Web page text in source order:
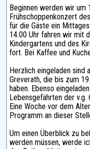
Beginnen werden wir um
Frühschoppenkonzert
für die Gäste ein
14.00 Uhr fahren wir mit
Kindergartens und des
fort. Bei Kaffee und
Herzlich eingeladen sind
Greverath, die bis zum
haben. Ebenso
Lebensgefährten der v.g.
Eine Woche vor dem
Programm an dieser
Um einen Überblick zu
werden müssen, werde